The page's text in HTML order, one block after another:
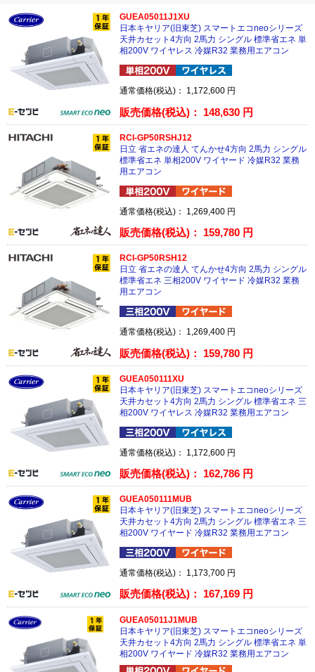
GUEA05011J1XU
日本キヤリア(旧東芝) スマートエコneoシリーズ
天井カセット4方向 2馬力 シングル 標準省エネ 単
相200V ワイヤレス 冷媒R32 業務用エアコン
通常価格(税込)： 1,172,600 円
販売価格(税込)： 148,630 円
RCI-GP50RSHJ12
日立 省エネの達人 てんかせ4方向 2馬力 シングル
標準省エネ 単相200V ワイヤード 冷媒R32 業務
用エアコン
通常価格(税込)： 1,269,400 円
販売価格(税込)： 159,780 円
RCI-GP50RSH12
日立 省エネの達人 てんかせ4方向 2馬力 シングル
標準省エネ 三相200V ワイヤード 冷媒R32 業務
用エアコン
通常価格(税込)： 1,269,400 円
販売価格(税込)： 159,780 円
GUEA050111XU
日本キヤリア(旧東芝) スマートエコneoシリーズ
天井カセット4方向 2馬力 シングル 標準省エネ 三
相200V ワイヤレス 冷媒R32 業務用エアコン
通常価格(税込)： 1,172,600 円
販売価格(税込)： 162,786 円
GUEA050111MUB
日本キヤリア(旧東芝) スマートエコneoシリーズ
天井カセット4方向 2馬力 シングル 標準省エネ 三
相200V ワイヤード 冷媒R32 業務用エアコン
通常価格(税込)： 1,173,700 円
販売価格(税込)： 167,169 円
GUEA05011J1MUB
日本キヤリア(旧東芝) スマートエコneoシリーズ
天井カセット4方向 2馬力 シングル 標準省エネ 単
相200V ワイヤード 冷媒R32 業務用エアコン